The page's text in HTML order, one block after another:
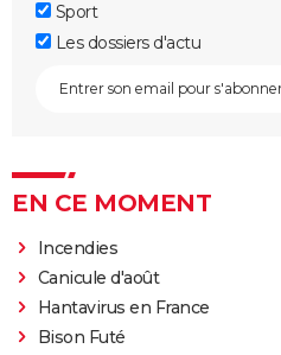
Sport
Les dossiers d'actu
EN CE MOMENT
Incendies
Canicule d'août
Hantavirus en France
Bison Futé